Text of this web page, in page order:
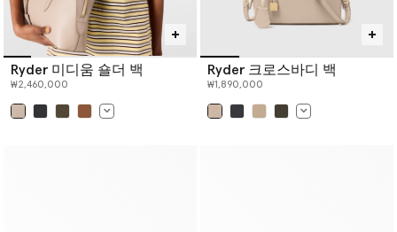
Ryder 미디움 숄더 백
₩2,460,000
Ryder 크로스바디 백
₩1,890,000